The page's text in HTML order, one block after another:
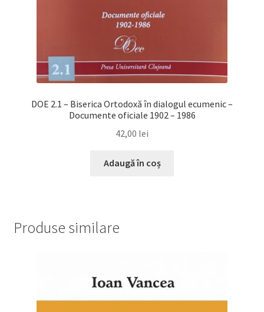
DOE 2.1 – Biserica Ortodoxă în dialogul ecumenic –
Documente oficiale 1902 – 1986
42,00 lei
Adaugă în coș
Produse similare